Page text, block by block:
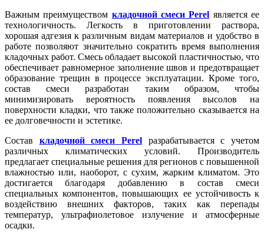
Важным преимуществом кладочной смеси Perel является ее
технологичность. Легкость в приготовлении раствора,
хорошая адгезия к различным видам материалов и удобство в
работе позволяют значительно сократить время выполнения
кладочных работ. Смесь обладает высокой пластичностью, что
обеспечивает равномерное заполнение швов и предотвращает
образование трещин в процессе эксплуатации. Кроме того,
состав смеси разработан таким образом, чтобы
минимизировать вероятность появления высолов на
поверхности кладки, что также положительно сказывается на
ее долговечности и эстетике.
Состав кладочной смеси Perel разрабатывается с учетом
различных климатических условий. Производитель
предлагает специальные решения для регионов с повышенной
влажностью или, наоборот, с сухим, жарким климатом. Это
достигается благодаря добавлению в состав смеси
специальных компонентов, повышающих ее устойчивость к
воздействию внешних факторов, таких как перепады
температур, ультрафиолетовое излучение и атмосферные
осадки.